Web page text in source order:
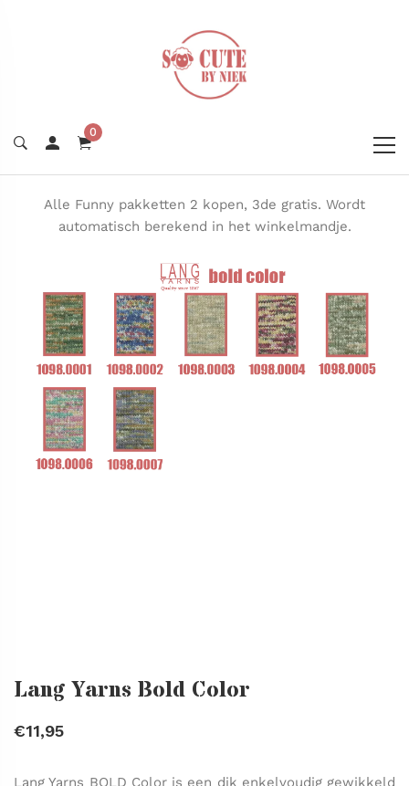
0
Alle Funny pakketten 2 kopen, 3de gratis. Wordt
automatisch berekend in het winkelmandje.
Lang Yarns Bold Color
€11,95
Lang Yarns BOLD Color is een dik enkelvoudig gewikkeld